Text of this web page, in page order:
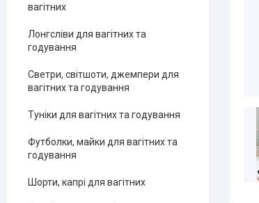
вагітних
Лонгсліви для вагітних та
годування
Светри, світшоти, джемпери для
вагітних та годування
Туніки для вагітних та годування
Футболки, майки для вагітних та
годування
Шорти, капрі для вагітних